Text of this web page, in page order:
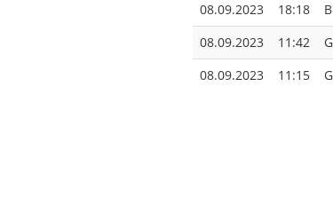
08.09.2023
18:18
08.09.2023
11:42
08.09.2023
11:15